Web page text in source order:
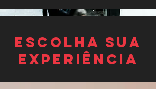
Varejo
acelerado
Escolha sua
experiência